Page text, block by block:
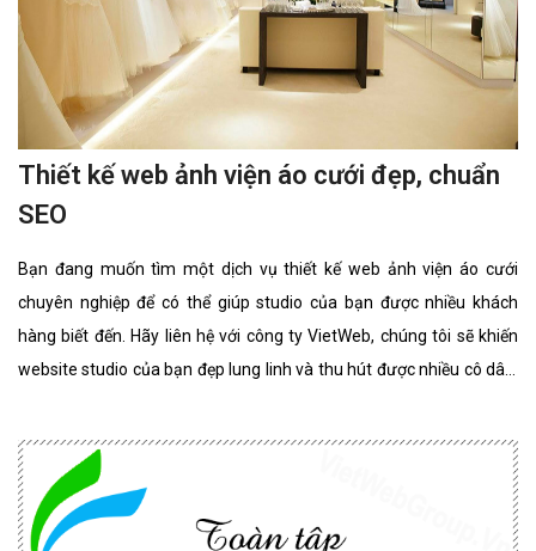
Thiết kế web ảnh viện áo cưới đẹp, chuẩn
SEO
Bạn đang muốn tìm một dịch vụ thiết kế web ảnh viện áo cưới
chuyên nghiệp để có thể giúp studio của bạn được nhiều khách
hàng biết đến. Hãy liên hệ với công ty VietWeb, chúng tôi sẽ khiến
website studio của bạn đẹp lung linh và thu hút được nhiều cô dâu,